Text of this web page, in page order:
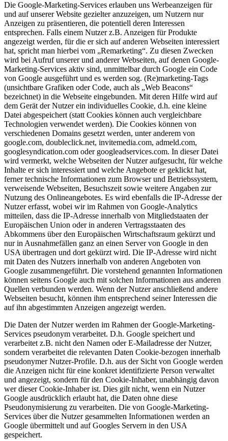
Die Google-Marketing-Services erlauben uns Werbeanzeigen für
und auf unserer Website gezielter anzuzeigen, um Nutzern nur
Anzeigen zu präsentieren, die potentiell deren Interessen
entsprechen. Falls einem Nutzer z.B. Anzeigen für Produkte
angezeigt werden, für die er sich auf anderen Webseiten interessiert
hat, spricht man hierbei vom „Remarketing“. Zu diesen Zwecken
wird bei Aufruf unserer und anderer Webseiten, auf denen Google-
Marketing-Services aktiv sind, unmittelbar durch Google ein Code
von Google ausgeführt und es werden sog. (Re)marketing-Tags
(unsichtbare Grafiken oder Code, auch als „Web Beacons“
bezeichnet) in die Webseite eingebunden. Mit deren Hilfe wird auf
dem Gerät der Nutzer ein individuelles Cookie, d.h. eine kleine
Datei abgespeichert (statt Cookies können auch vergleichbare
Technologien verwendet werden). Die Cookies können von
verschiedenen Domains gesetzt werden, unter anderem von
google.com, doubleclick.net, invitemedia.com, admeld.com,
googlesyndication.com oder googleadservices.com. In dieser Datei
wird vermerkt, welche Webseiten der Nutzer aufgesucht, für welche
Inhalte er sich interessiert und welche Angebote er geklickt hat,
ferner technische Informationen zum Browser und Betriebssystem,
verweisende Webseiten, Besuchszeit sowie weitere Angaben zur
Nutzung des Onlineangebotes. Es wird ebenfalls die IP-Adresse der
Nutzer erfasst, wobei wir im Rahmen von Google-Analytics
mitteilen, dass die IP-Adresse innerhalb von Mitgliedstaaten der
Europäischen Union oder in anderen Vertragsstaaten des
Abkommens über den Europäischen Wirtschaftsraum gekürzt und
nur in Ausnahmefällen ganz an einen Server von Google in den
USA übertragen und dort gekürzt wird. Die IP-Adresse wird nicht
mit Daten des Nutzers innerhalb von anderen Angeboten von
Google zusammengeführt. Die vorstehend genannten Informationen
können seitens Google auch mit solchen Informationen aus anderen
Quellen verbunden werden. Wenn der Nutzer anschließend andere
Webseiten besucht, können ihm entsprechend seiner Interessen die
auf ihn abgestimmten Anzeigen angezeigt werden.
Die Daten der Nutzer werden im Rahmen der Google-Marketing-
Services pseudonym verarbeitet. D.h. Google speichert und
verarbeitet z.B. nicht den Namen oder E-Mailadresse der Nutzer,
sondern verarbeitet die relevanten Daten Cookie-bezogen innerhalb
pseudonymer Nutzer-Profile. D.h. aus der Sicht von Google werden
die Anzeigen nicht für eine konkret identifizierte Person verwaltet
und angezeigt, sondern für den Cookie-Inhaber, unabhängig davon
wer dieser Cookie-Inhaber ist. Dies gilt nicht, wenn ein Nutzer
Google ausdrücklich erlaubt hat, die Daten ohne diese
Pseudonymisierung zu verarbeiten. Die von Google-Marketing-
Services über die Nutzer gesammelten Informationen werden an
Google übermittelt und auf Googles Servern in den USA
gespeichert.